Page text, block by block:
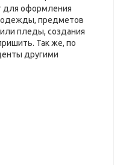
для оформления
одежды, предметов
пледы, создания
Так же, по
другими